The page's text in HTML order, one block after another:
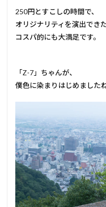
250円とすこしの時間で、
オリジナリティを演出できた
コスパ的にも大満足です。
「Z-7」ちゃんが、
僕色に染まりはじめましたね